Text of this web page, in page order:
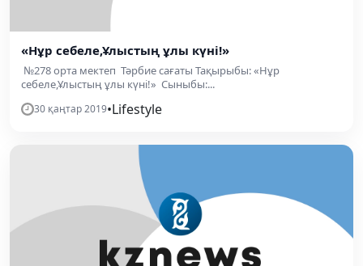
«Нұр себеле,Ұлыстың ұлы күні!»
№278 орта мектеп Тәрбие сағаты Тақырыбы: «Нұр
себеле,Ұлыстың ұлы күні!» Сыныбы:...
30 қаңтар 2019•Lifestyle